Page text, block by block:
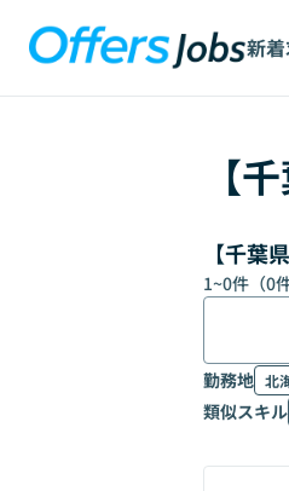
新
【
【千葉
1~0件（0
勤務地 北
類似スキル